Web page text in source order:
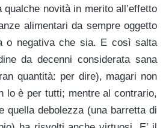
novità in merito all’effetto
alimentari da sempre oggetto
o negativa che sia. E così salta
da decenni considerata sana
quantità: per dire), magari non
lo è per tutti; mentre al contrario,
quella debolezza (una barretta di